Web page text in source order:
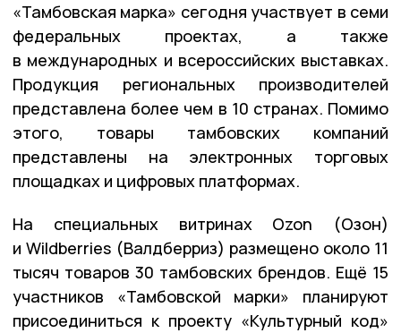
«Тамбовская марка» сегодня участвует в семи
федеральных проектах, а также
в международных и всероссийских выставках.
Продукция региональных производителей
представлена более чем в 10 странах. Помимо
этого, товары тамбовских компаний
представлены на электронных торговых
площадках и цифровых платформах.
На специальных витринах Ozon (Озон)
и Wildberries (Валдберриз) размещено около 11
тысяч товаров 30 тамбовских брендов. Ещё 15
участников «Тамбовской марки» планируют
присоединиться к проекту «Культурный код»